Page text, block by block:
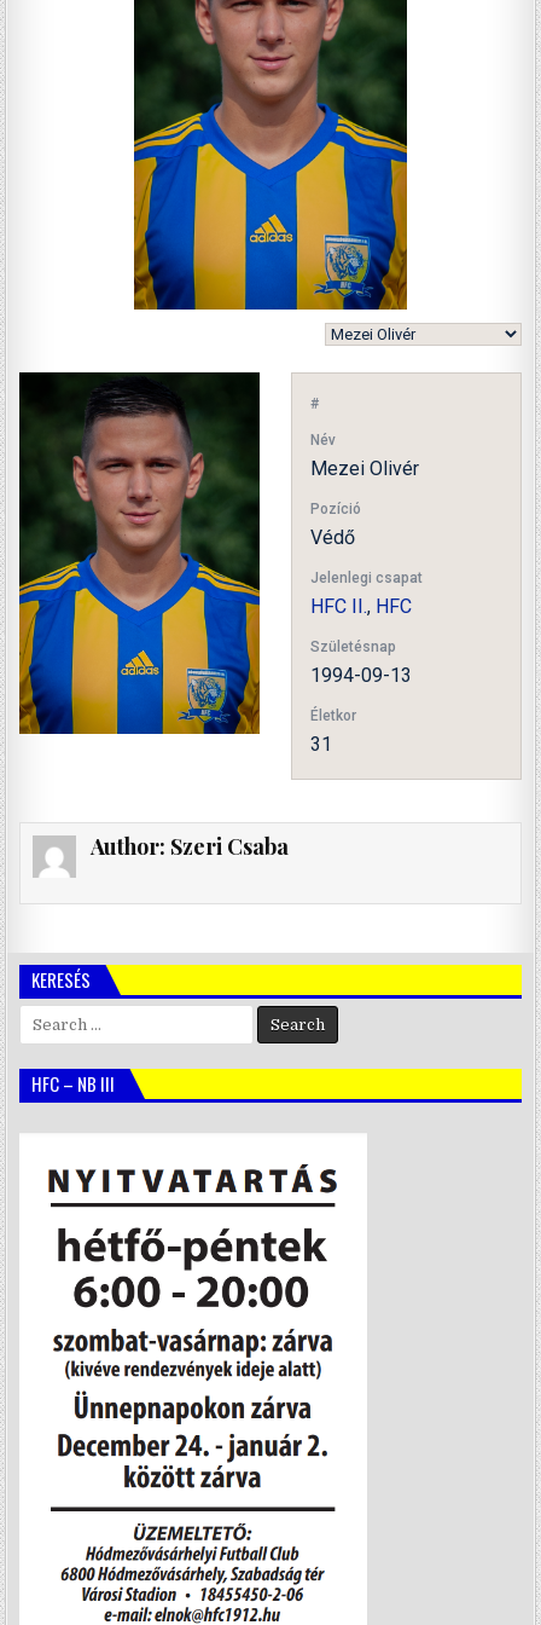
#
Név
Mezei Olivér
Pozíció
Védő
Jelenlegi csapat
HFC II., HFC
Születésnap
1994-09-13
Életkor
31
Author: Szeri Csaba
KERESÉS
HFC – NB III